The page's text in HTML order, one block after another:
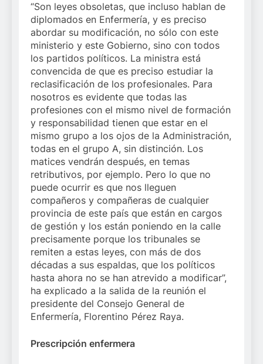
“Son leyes obsoletas, que incluso hablan de
diplomados en Enfermería, y es preciso
abordar su modificación, no sólo con este
ministerio y este Gobierno, sino con todos
los partidos políticos. La ministra está
convencida de que es preciso estudiar la
reclasificación de los profesionales. Para
nosotros es evidente que todas las
profesiones con el mismo nivel de formación
y responsabilidad tienen que estar en el
mismo grupo a los ojos de la Administración,
todas en el grupo A, sin distinción. Los
matices vendrán después, en temas
retributivos, por ejemplo. Pero lo que no
puede ocurrir es que nos lleguen
compañeros y compañeras de cualquier
provincia de este país que están en cargos
de gestión y los están poniendo en la calle
precisamente porque los tribunales se
remiten a estas leyes, con más de dos
décadas a sus espaldas, que los políticos
hasta ahora no se han atrevido a modificar”,
ha explicado a la salida de la reunión el
presidente del Consejo General de
Enfermería, Florentino Pérez Raya.
Prescripción enfermera